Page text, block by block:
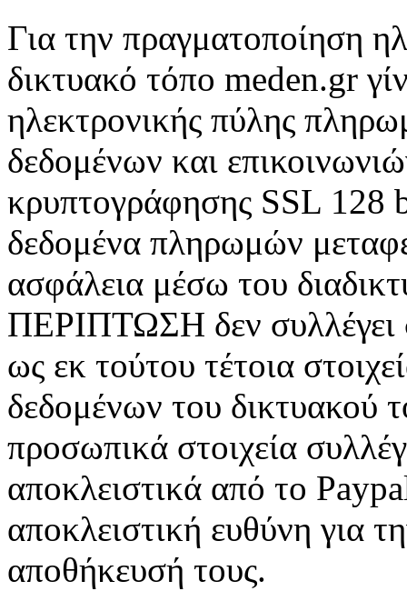
Για την πραγματοποίηση
δικτυακό τόπο meden.gr
ηλεκτρονικής πύλης
δεδομένων και
κρυπτογράφησης SSL 128
δεδομένα πληρωμών
ασφάλεια μέσω του
ΠΕΡΙΠΤΩΣΗ δεν συλλέγει
ως εκ τούτου τέτοια
δεδομένων του δικτυακού
προσωπικά στοιχεία
αποκλειστικά από το
αποκλειστική ευθύνη για
αποθήκευσή τους.